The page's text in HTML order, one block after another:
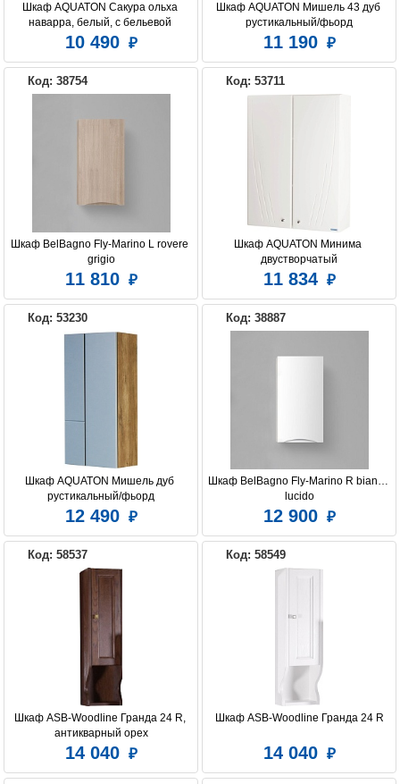
Шкаф AQUATON Сакура ольха
наварра, белый, с бельевой
корзиной
10 490
Шкаф AQUATON Мишель 43 дуб
рустикальный/фьорд
11 190
Код: 38754
Шкаф BelBagno Fly-Marino L rovere
grigio
11 810
Код: 53711
Шкаф AQUATON Минима
двустворчатый
11 834
Код: 53230
Шкаф AQUATON Мишель дуб
рустикальный/фьорд
12 490
Код: 38887
Шкаф BelBagno Fly-Marino R bianco
lucido
12 900
Код: 58537
Шкаф ASB-Woodline Гранда 24 R,
антикварный орех
14 040
Код: 58549
Шкаф ASB-Woodline Гранда 24 R
14 040